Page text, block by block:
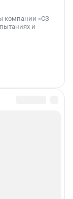
компании «СЗ
и